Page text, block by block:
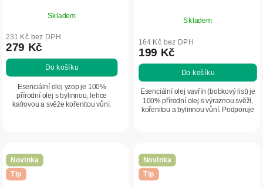
Skladem
231 Kč bez DPH
279 Kč
Do košíku
Esenciální olej yzop je 100%
přírodní olej s bylinnou, lehce
kafrovou a svěže kořenitou vůní.
Skladem
164 Kč bez DPH
199 Kč
Do košíku
Esenciální olej vavřín (bobkový list) je
100% přírodní olej s výraznou svěží,
kořenitou a bylinnou vůní. Podporuje
Novinka
Tip
Novinka
Tip